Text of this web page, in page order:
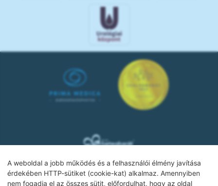
A weboldal a jobb működés és a felhasználói élmény javítása
érdekében HTTP-sütiket (cookie-kat) alkalmaz. Amennyiben
nem fogadja el az összes sütit, előfordulhat, hogy az oldal